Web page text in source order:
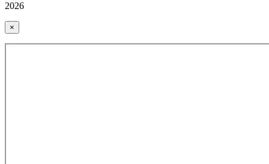
2026
×